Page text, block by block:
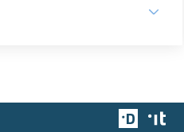
Team